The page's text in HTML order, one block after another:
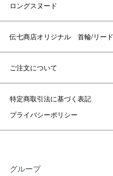
ロングスヌード
伝七商店オリジナル 首輪/リード
ご注文について
特定商取引法に基づく表記
プライバシーポリシー
グループ